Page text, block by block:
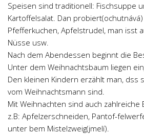
Speisen sind traditionell: Fischsuppe
Kartoffelsalat. Dan
Pfefferkuchen, Apfelstrudel, man isst
Nüsse usw.
Nach dem Abendessen beginnt die
Unter dem Weihnachtsbaum liegen
Den kleinen Kindern erzählt man, dss
vom Weihnachtsmann sind.
Mit Weihnachten sind auch zahlreiche
z.B: Apfelzerschneiden, Pantof-
unter bem Mistelzweig(jmelí).